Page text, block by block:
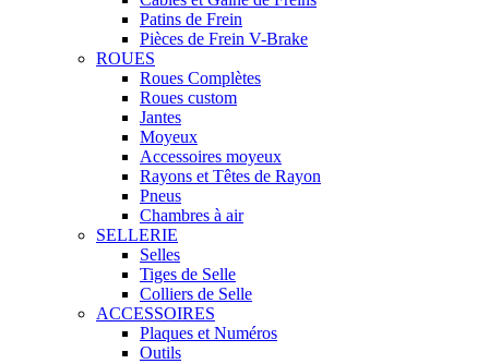
Patins de Frein
Pièces de Frein V-Brake
ROUES
Roues Complètes
Roues custom
Jantes
Moyeux
Accessoires moyeux
Rayons et Têtes de Rayon
Pneus
Chambres à air
SELLERIE
Selles
Tiges de Selle
Colliers de Selle
ACCESSOIRES
Plaques et Numéros
Outils